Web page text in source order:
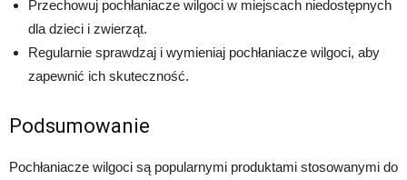
Przechowuj pochłaniacze wilgoci w miejscach niedostępnych
dla dzieci i zwierząt.
Regularnie sprawdzaj i wymieniaj pochłaniacze wilgoci, aby
zapewnić ich skuteczność.
Podsumowanie
Pochłaniacze wilgoci są popularnymi produktami stosowanymi do